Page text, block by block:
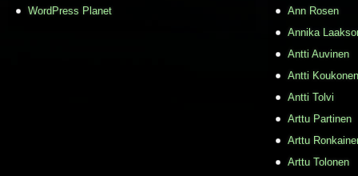
WordPress Planet
Ann Rosen
Annika
Antti Auvinen
Antti Koukonen
Antti Tolvi
Arttu Partinen
Arttu
Arttu Tolonen